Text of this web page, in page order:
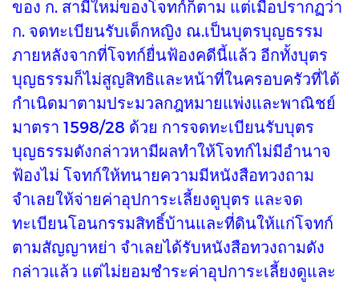
ของ ก. สามีใหม่ของโจทก์ก็ตาม แต่เมื่อปรากฏว่า
ก. จดทะเบียนรับเด็กหญิง ณ.เป็นบุตรบุญธรรม
ภายหลังจากที่โจทก์ยื่นฟ้องคดีนี้แล้ว อีกทั้งบุตร
บุญธรรมก็ไม่สูญสิทธิและหน้าที่ในครอบครัวที่ได้
กำเนิดมาตามประมวลกฎหมายแพ่งและพาณิชย์
มาตรา 1598/28 ด้วย การจดทะเบียนรับบุตร
บุญธรรมดังกล่าวหามีผลทำให้โจทก์ไม่มีอำนาจ
ฟ้องไม่ โจทก์ให้ทนายความมีหนังสือทวงถาม
จำเลยให้จ่ายค่าอุปการะเลี้ยงดูบุตร และจด
ทะเบียนโอนกรรมสิทธิ์บ้านและที่ดินให้แก่โจทก์
ตามสัญญาหย่า จำเลยได้รับหนังสือทวงถามดัง
กล่าวแล้ว แต่ไม่ยอมชำระค่าอุปการะเลี้ยงดูและ